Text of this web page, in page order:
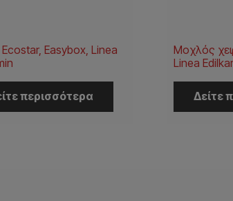
Easybox, Linea
περισσότερα
Μοχλός
Linea
Δείτε